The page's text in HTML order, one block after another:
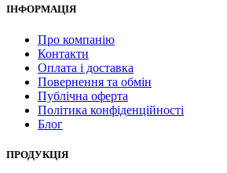
ІНФОРМАЦІЯ
Про компанію
Контакти
Оплата і доставка
Повернення та обмін
Публічна оферта
Політика конфіденційності
Блог
ПРОДУКЦІЯ